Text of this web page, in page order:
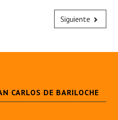
Siguiente
CARLOS DE BARILOCHE